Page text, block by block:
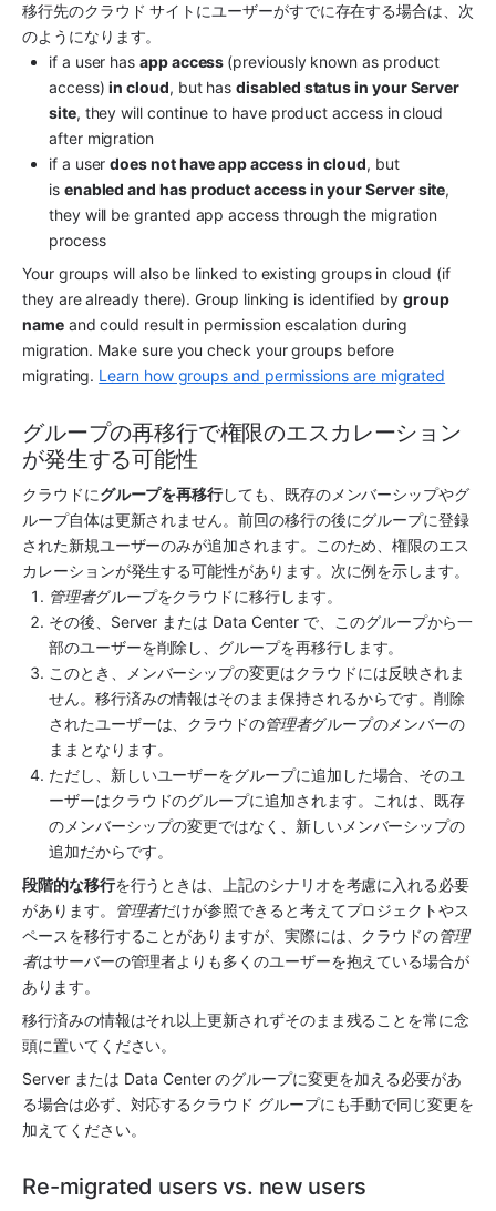
移行先のクラウド サイトにユーザーがすでに存在する場合は、次
のようになります。
if a user has app access (previously known as product
access) in cloud, but has disabled status in your Server
site, they will continue to have product access in cloud
after migration
if a user does not have app access in cloud, but
is enabled and has product access in your Server site,
they will be granted app access through the migration
process
Your groups will also be linked to existing groups in cloud (if
they are already there). Group linking is identified by group
name and could result in permission escalation during
migration. Make sure you check your groups before
migrating. Learn how groups and permissions are migrated
グループの再移行で権限のエスカレーション
が発生する可能性
クラウドにグループを再移行しても、既存のメンバーシップやグ
ループ自体は更新されません。前回の移行の後にグループに登録
された新規ユーザーのみが追加されます。このため、権限のエス
カレーションが発生する可能性があります。次に例を示します。
管理者グループをクラウドに移行します。
その後、Server または Data Center で、このグループから一
部のユーザーを削除し、グループを再移行します。
このとき、メンバーシップの変更はクラウドには反映されま
せん。移行済みの情報はそのまま保持されるからです。削除
されたユーザーは、クラウドの管理者グループのメンバーの
ままとなります。
ただし、新しいユーザーをグループに追加した場合、そのユ
ーザーはクラウドのグループに追加されます。これは、既存
のメンバーシップの変更ではなく、新しいメンバーシップの
追加だからです。
段階的な移行を行うときは、上記のシナリオを考慮に入れる必要
があります。
管理者だけが参照できると考えてプロジェクトやス
ペースを移行することがありますが、実際には、クラウドの管理
者はサーバーの管理者よりも多くのユーザーを抱えている場合が
あります。
移行済みの情報はそれ以上更新されずそのまま残ることを常に念
頭に置いてください。
Server または Data Center のグループに変更を加える必要があ
る場合は必ず、対応するクラウド グループにも手動で同じ変更を
加えてください。
Re-migrated users vs. new users